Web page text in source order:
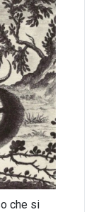
che si